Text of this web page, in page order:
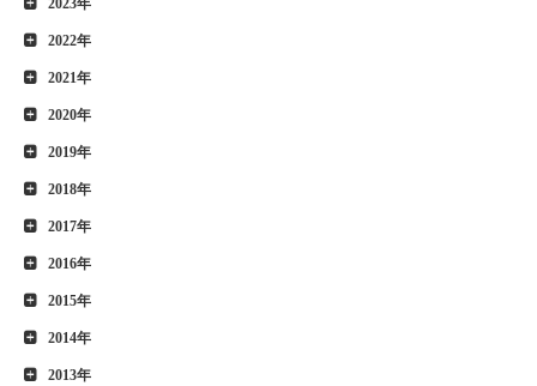
2022年
2021年
2020年
2019年
2018年
2017年
2016年
2015年
2014年
2013年